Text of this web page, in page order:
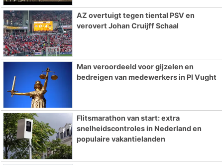
AZ overtuigt tegen tiental PSV en
verovert Johan Cruijff Schaal
Man veroordeeld voor gijzelen en
bedreigen van medewerkers in PI Vught
Flitsmarathon van start: extra
snelheidscontroles in Nederland en
populaire vakantielanden